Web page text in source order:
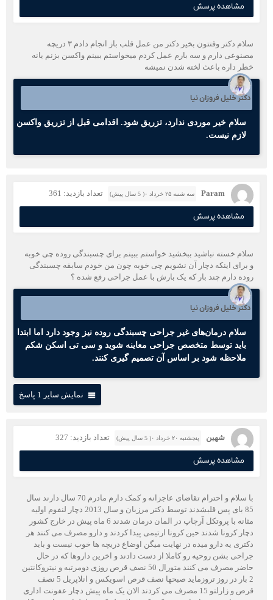
مشاهده پرسش
سلام دکتر وقتتون بخیر دکتر من عمل قلب باز انجام دادم ۳ دریچه
مصنوعی دارم و سه بارم عمل کردم میخواستم ببینم واکسن بزنم یانه
خطر داره باعث لخته شدن نمیشه
دکتر خلیل فروزان نیا
سلام خیر موردی ندارد، تزریق شود. اقدامی قبل از تزریق واکسن
لازم نیست.
Param سه شنبه ۲۵ خرداد ۰( 5 سال پیش) تعداد بازدید: 361
مشاهده پرسش
سلام خسته نباشید ببخشید خواستم ببینم برای چسبندگی روده چی خوبه
و برای اینکه دچار آن نشویم چی خوبه چون من خودم سابقه چسبندگی
روده دارم چند بار که یک بارش با عمل جراحی رفع شده ؟
دکتر خلیل فروزان نیا
سلام درمان‌های غیر جراحی چسبندگی روده نیز وجود دارد اما ابتدا
باید توسط متخصص جراحی معاینه شوید و سی تی اسکن شکم
ملاحظه شود بر اساس آن تصمیم گیری کنند.
نمایش سایر 1 پاسخ
شهین پنجشنبه ۲۰ خرداد ۰( 5 سال پیش) تعداد بازدید: 327
مشاهده پرسش
با سلام و احترام تقاضای عاجزانه و کمک دارم مادرم 70 سال دارند سال
85 بای پس قلبشدند توسط دکتر مرزبان و سال 2013 دچار لنفوم اولیه
مثانه با پروتکل آرچاپ در المان درمان شدند 6 ماه پیش در خارج کشور
دچار کرونا شدند حین کرونا ارتیمی پیدا کردند و دارو مصرف می کنند هر
دکتری یه دارو میده در نهایت میگن اوضاع دریچه ها خوب نیست و باید
جراحی بشن روحیه رو کاملا از دست دادند و اخرین داروها که در حال
حاضر مصرف می کنند متورال 50 نصف قرص روزی دومرتبه و نیتروکانتین
2 بار در روز تروزماید صبحها نصف قرص اسویکس و انلاپریل 5 نصف
قرص و زارلتو 15 مصرف می کردند الان یک ماه پیش دچار عفونت اداری